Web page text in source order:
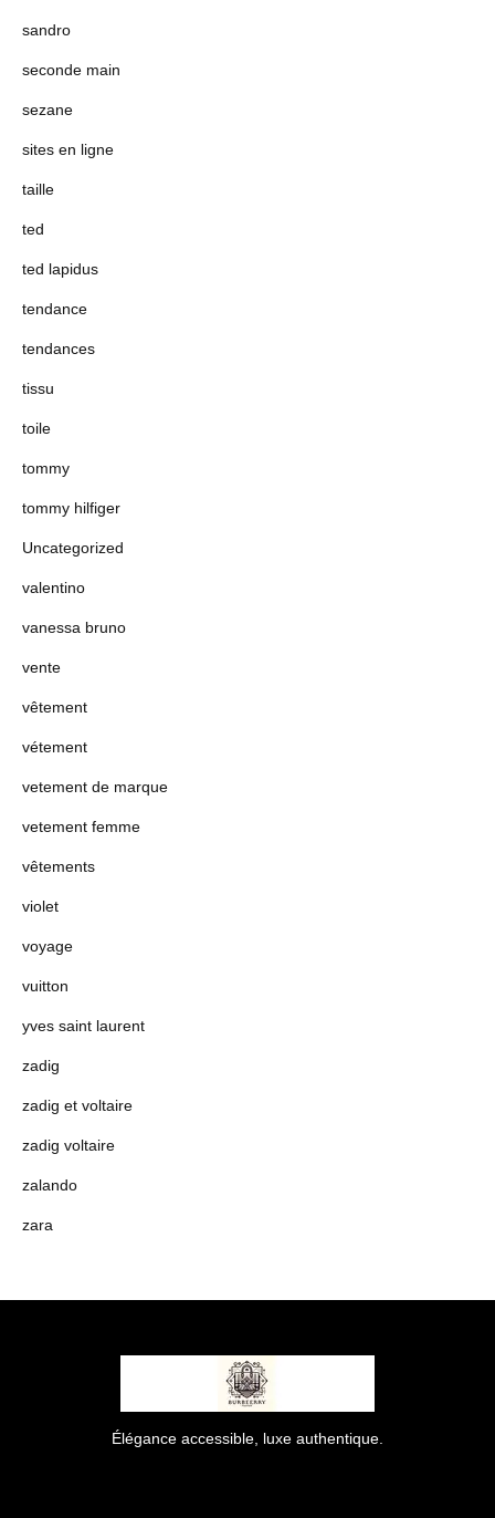
sandro
seconde main
sezane
sites en ligne
taille
ted
ted lapidus
tendance
tendances
tissu
toile
tommy
tommy hilfiger
Uncategorized
valentino
vanessa bruno
vente
vêtement
vétement
vetement de marque
vetement femme
vêtements
violet
voyage
vuitton
yves saint laurent
zadig
zadig et voltaire
zadig voltaire
zalando
zara
Élégance accessible, luxe authentique.